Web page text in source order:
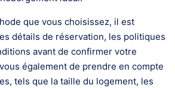
que vous choisissez, il est
détails de réservation, les politiques
avant de confirmer votre
également de prendre en compte
tels que la taille du logement, les